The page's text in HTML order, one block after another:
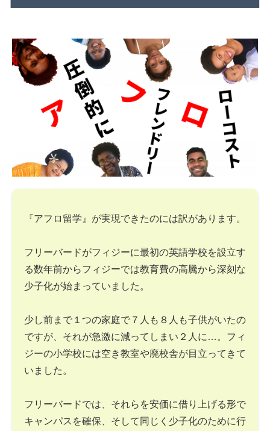
『アフロ留学』が実現できたのには訳があります。
フリーバードがフィジーに最初の英語学校を設立す
る数年前からフィジーでは教育費の高騰から深刻な
少子化が始まっていました。
少し前まで１つの家庭で７人も８人も子供がいたの
ですが、それが急激に減ってしまい２人に…。フィ
ジーの小学校には空き教室や廃校舎が目立ってきて
いました。
フリーバードでは、それらを安価に借り上げる形で
キャンパスを確保、そして同じく少子化のために行